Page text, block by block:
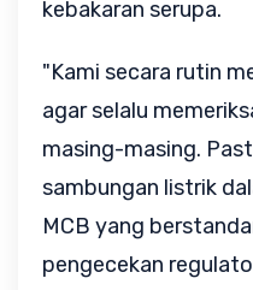
kebakaran serupa.
"Kami secara rutin
agar selalu
masing-masing.
sambungan listrik
MCB yang
pengecekan